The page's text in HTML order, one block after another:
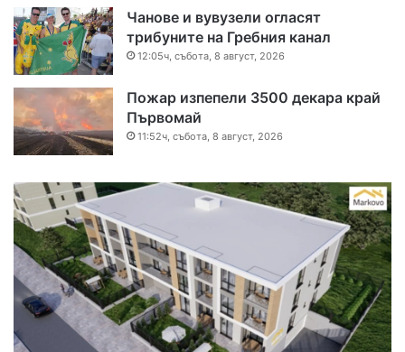
Чанове и вувузели огласят
трибуните на Гребния канал
12:05ч, събота, 8 август, 2026
Пожар изпепели 3500 декара край
Първомай
11:52ч, събота, 8 август, 2026